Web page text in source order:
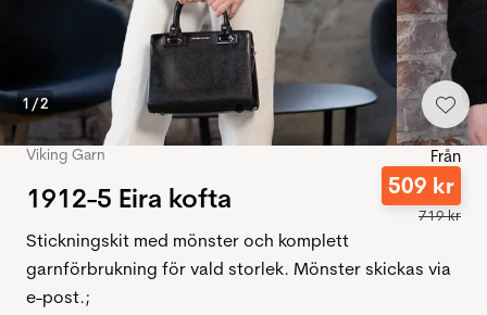
1/2
Viking Garn
1912-5 Eira kofta
Från
509 kr
719kr
Stickningskit med mönster och komplett
garnförbrukning för vald storlek. Mönster skickas via
e-post.;